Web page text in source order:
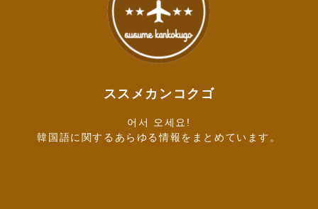
ススメカンコクゴ
어서 오세요!
韓国語に関するあらゆる情報をまとめています。